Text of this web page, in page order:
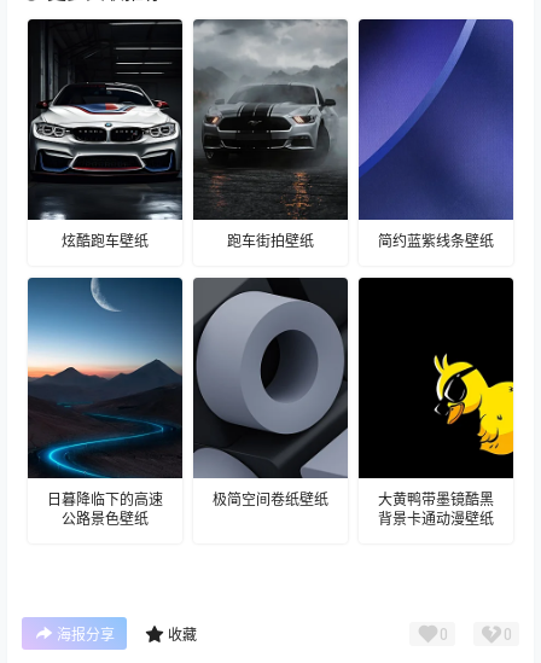
炫酷跑车壁纸 跑车街拍壁纸 简约蓝紫线条壁纸
日暮降临下的高速
公路景色壁纸
极简空间卷纸壁纸
大黄鸭带墨镜酷黑
背景卡通动漫壁纸
海报分享 收藏 0 0